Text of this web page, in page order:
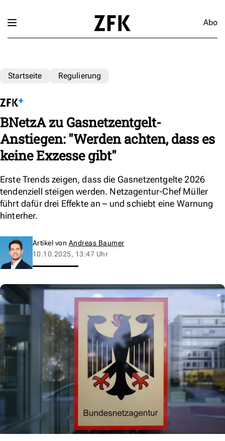
Abo
Startseite Regulierung
BNetzA zu Gasnetzentgelt-
Anstiegen: "Werden achten, dass es
keine Exzesse gibt"
Erste Trends zeigen, dass die Gasnetzentgelte 2026
tendenziell steigen werden. Netzagentur-Chef Müller
führt dafür drei Effekte an – und schiebt eine Warnung
hinterher.
Artikel von Andreas Baumer
10.10.2025, 13:47 Uhr